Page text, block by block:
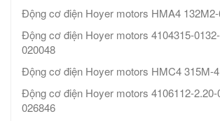
Động cơ điện Hoyer motors HMA4
Động cơ điện Hoyer motors 4104315-
020048
Động cơ điện Hoyer motors HMC4 315M-4
Động cơ điện Hoyer motors 4106112-2.20-
026846